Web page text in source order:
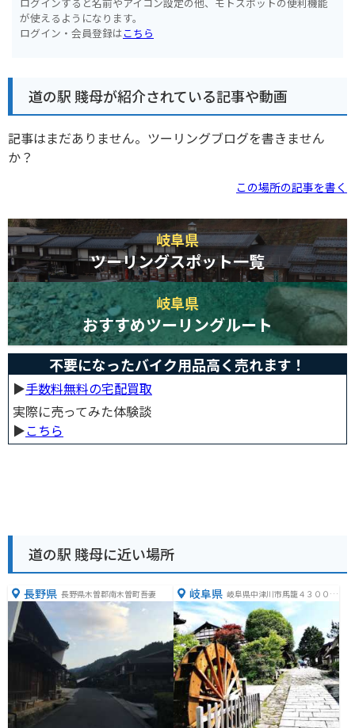
が使えるようになります。
ログイン・会員登録はこちら
道の駅 賤母が紹介されている記事や動画
記事はまだありません。ツーリングブログを書きません
か？
この場所の記事を書く
岐阜県
ツーリングスポット一覧
岐阜県
おすすめツーリングルート
不要になったバイク用品高く売れます！
▶︎手数料無料の宅配買取
実際に売ってみた体験談
▶︎こちら
道の駅 賤母に近い場所
長野県 長野県木曽郡南木曽町吾妻 岐阜県 岐阜県中津川市馬籠４３００
−１